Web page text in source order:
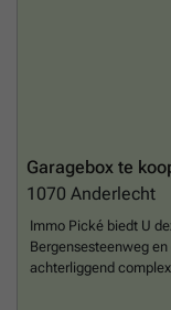
Garagebox te
1070 Anderlecht
Immo Pické biedt U
Bergensesteenweg
achterliggend